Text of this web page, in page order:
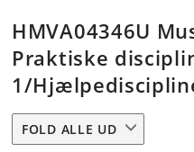
HMVA04346U
Praktiske
1/
FOLD ALLE UD